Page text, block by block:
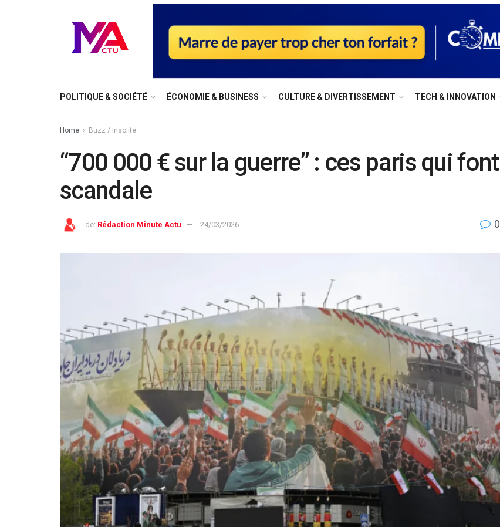
⁠POLITIQUE & SOCIÉTÉ ÉCONOMIE & BUSINESS ⁠CULTURE & DIVERTISSEMENT ⁠TECH & INNOVATION
Home Buzz / Insolite
“700 000 € sur la guerre” : ces paris qui font
scandale
de: Rédaction Minute Actu 24/03/2026 0